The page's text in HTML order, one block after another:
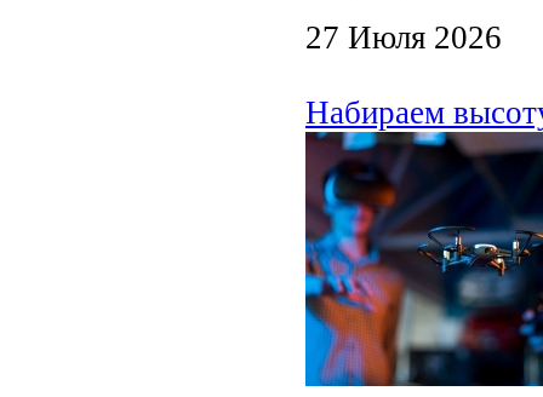
27 Июля 2026
Набираем